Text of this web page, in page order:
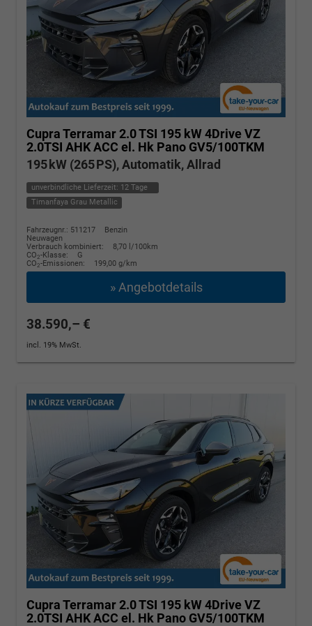
Cupra Terramar2.0 TSI 195 kW 4Drive VZ
2.0TSI AHK ACC el. Hk Pano GV5/100TKM
195 kW (265 PS), Automatik, Allrad
unverbindliche Lieferzeit: 12 Tage
Timanfaya Grau Metallic
Fahrzeugnr.: 511217
Benzin
Neuwagen
Verbrauch kombiniert:
8,70 l/100km
CO2-Klasse:
G
CO2-Emissionen: 199,00 g/km
» Angebotdetails
38.590,– €
incl. 19% MwSt.
Cupra Terramar2.0 TSI 195 kW 4Drive VZ
2.0TSI AHK ACC el. Hk Pano GV5/100TKM